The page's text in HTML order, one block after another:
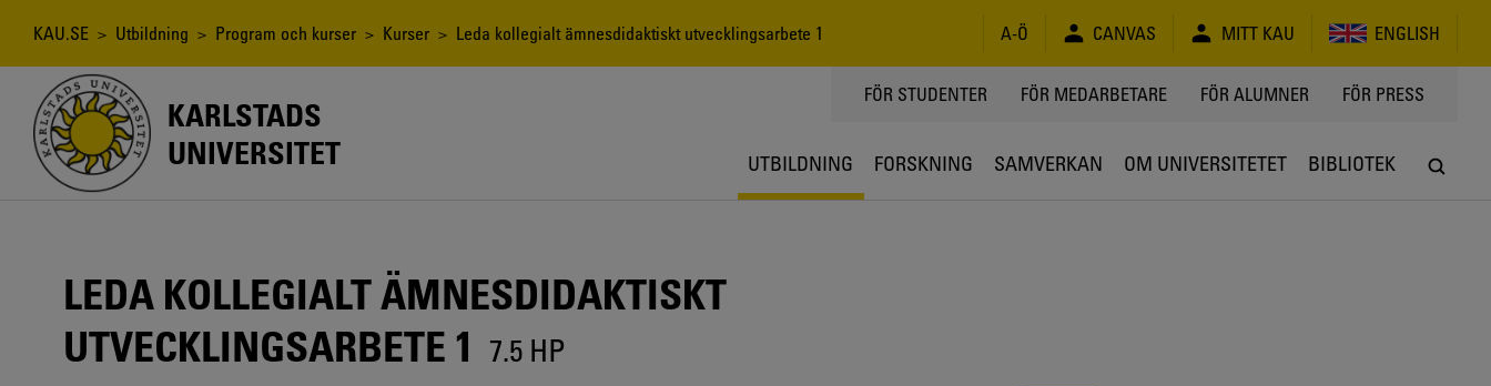
Länkstig
KAU.SE > Utbildning > Program och kurser > Kurser > Leda kollegialt ämnesdidaktiskt utvecklingsarbete 1 A-Ö CANVAS MITT KAU ENGLISH
KARLSTADS
UNIVERSITET
TOPPMENY
FÖR STUDENTER FÖR MEDARBETARE FÖR ALUMNER FÖR PRESS
UTBILDNING FORSKNING SAMVERKAN OM UNIVERSITETET BIBLIOTEK
LEDA KOLLEGIALT ÄMNESDIDAKTISKT
UTVECKLINGSARBETE 1 7.5 HP